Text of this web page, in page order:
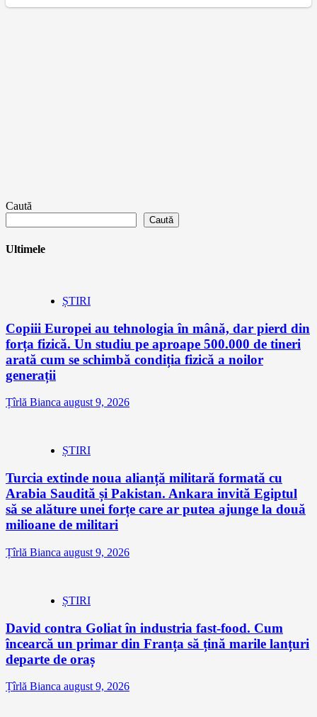
Caută
Caută
Ultimele
ȘTIRI
Copiii Europei au tehnologia în mână, dar pierd din
forța fizică. Un studiu pe aproape 500.000 de tineri
arată cum se schimbă condiția fizică a noilor
generații
Țîrlă Bianca august 9, 2026
ȘTIRI
Turcia extinde noua alianță militară formată cu
Arabia Saudită și Pakistan. Ankara invită Egiptul
să se alăture unei forțe care ar putea ajunge la două
milioane de militari
Țîrlă Bianca august 9, 2026
ȘTIRI
David contra Goliat în industria fast-food. Cum
încearcă un primar din Franța să țină marile lanțuri
departe de oraș
Țîrlă Bianca august 9, 2026